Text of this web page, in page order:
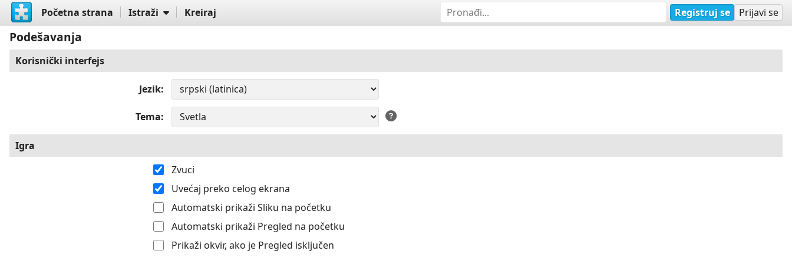
Početna strana Istraži Kreiraj Registruj se Prijavi se
Podešavanja
Korisnički interfejs
Jezik
Tema
Igra
Zvuci
Uvećaj preko celog ekrana
Automatski prikaži Sliku na početku
Automatski prikaži Pregled na početku
Prikaži okvir, ako je Pregled isključen